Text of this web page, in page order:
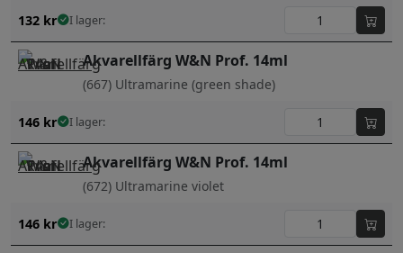
132 kr I lager:
Akvarellfärg W&N Prof. 14ml
(667) Ultramarine (green shade)
146 kr I lager:
Akvarellfärg W&N Prof. 14ml
(672) Ultramarine violet
146 kr I lager: